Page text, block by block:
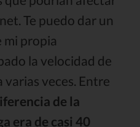
Te puedo dar un
mi propia
la velocidad de
veces. Entre
de la
era de casi 40